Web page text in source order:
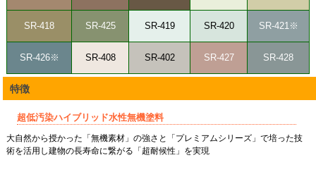
SR-418 SR-425 SR-419 SR-420 SR-421※
SR-426※ SR-408 SR-402 SR-427 SR-428
特徴
超低汚染ハイブリッド水性無機塗料
大自然から授かった「無機素材」の強さと「プレミアムシリーズ」で培った技
術を活用し建物の長寿命に繋がる「超耐候性」を実現